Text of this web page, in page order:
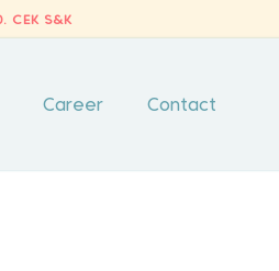
CEK S&K
Career Contact